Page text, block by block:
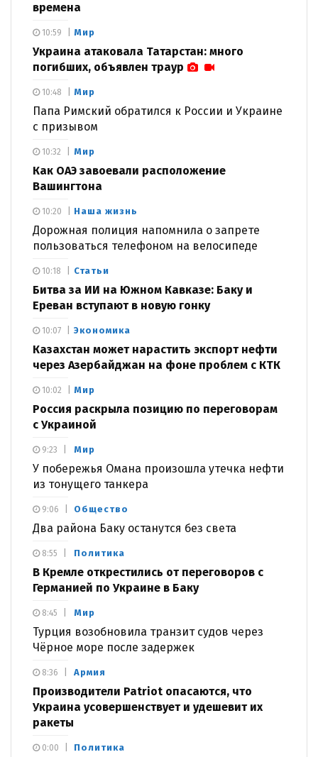
времена
Мир
Украина атаковала Татарстан: много
погибших, объявлен траур
10:59
Мир
Папа Римский обратился к России и Украине
с призывом
10:48
Мир
Как ОАЭ завоевали расположение
Вашингтона
10:32
Наша жизнь
Дорожная полиция напомнила о запрете
пользоваться телефоном на велосипеде
10:20
Статьи
Битва за ИИ на Южном Кавказе: Баку и
Ереван вступают в новую гонку
10:18
Экономика
Казахстан может нарастить экспорт нефти
через Азербайджан на фоне проблем с КТК
10:07
Мир
Россия раскрыла позицию по переговорам
с Украиной
10:02
Мир
У побережья Омана произошла утечка нефти
из тонущего танкера
9:23
Общество
Два района Баку останутся без света
9:06
Политика
В Кремле открестились от переговоров с
Германией по Украине в Баку
8:55
Мир
Турция возобновила транзит судов через
Чёрное море после задержек
8:45
Армия
Производители Patriot опасаются, что
Украина усовершенствует и удешевит их
ракеты
8:36
Политика
0:00